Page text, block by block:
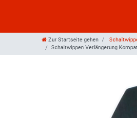
Zur Startseite gehen
Schaltwippen Verlängerung